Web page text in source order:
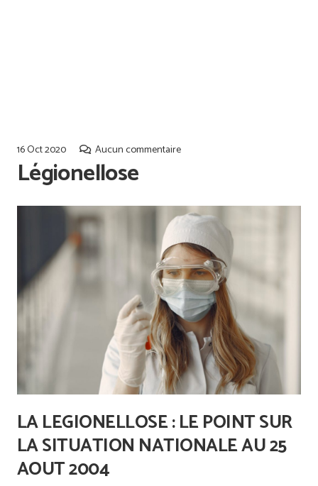
16 Oct 2020 Aucun commentaire
Légionellose
LA LEGIONELLOSE : LE POINT SUR
LA SITUATION NATIONALE AU 25
AOUT 2004